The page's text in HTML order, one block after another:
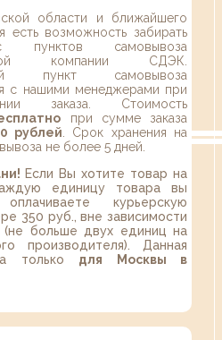
области и ближайшего
есть возможность забирать
пунктов самовывоза
компании СДЭК.
пункт самовывоза
с нашими менеджерами при
заказа. Стоимость
при сумме заказа
рублей . Срок хранения на
не более 5 дней.
Если Вы хотите товар на
единицу товара вы
курьерскую
350 руб., вне зависимости
(не больше двух единиц на
производителя). Данная
только для Москвы в